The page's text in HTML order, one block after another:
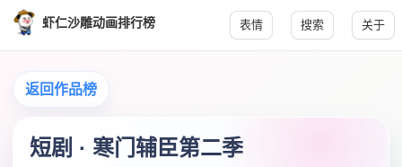
虾仁沙雕动画排行榜 表情 搜索 关于
返回作品榜
短剧 · 寒门辅臣第二季